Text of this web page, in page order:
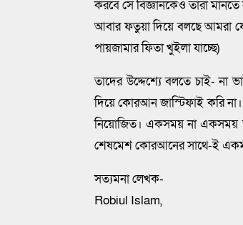
করবে সে বিজ্ঞানকেও তারা মানতে
আবার ফতুয়া দিয়ে বলছে আমরা
পায়জামার ফিতা খুইলা যাচ্ছে)
তাদের উদ্দেশ্যে বলতে চাই- না
দিয়ে কোরআন জাস্টিফাই করি না।
নিয়োজিত। একসময় না একসময়
শেষমেশ কোরআনের সাথে-ই
সত্যমনা লেখক-
Robiul Islam,